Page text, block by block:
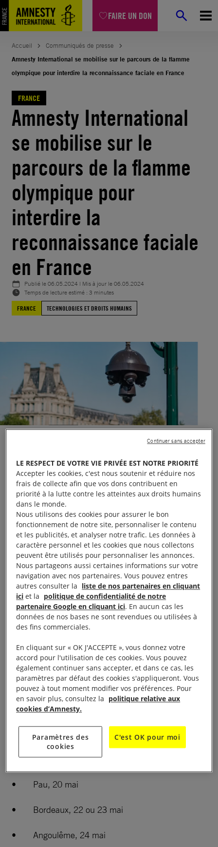
FAIRE UN DON
Aller
au
contenu
Accueil
Communiqués de presse
Amnesty International se mobilise sur le parcours de la flamme
olympique pour interdire la reconnaissance faciale en France
FRANCE
Amnesty International
se mobilise sur le
parcours de la flamme
olympique pour
interdire la
reconnaissance faciale
en France
Publié le06.05.2024 | Mis à jour le06.05.2024
Temps de lecture estimé : 3 minutes
FRANCE
TECHNOLOGIES ET DROITS HUMAINS
Des RDV dans plusieurs villes-étapes
De Marseille à Caen en passant par Montpellier ou
encore Dijon, plusieurs activités seront proposées au
public aux abords des lieux des festivités, autour de
stands ou d’un camion spécialement équipé pour
l’occasion ! Projection d’un court-métrage de
sensibilisation, activités pédagogiques, quizz,
rencontres, débats et moyens d’actions pour dire
«Non à la reconnaissance faciale en France», et
demander une loi pour l’interdire !
Amnesty International sera notamment présente
avec un camion ou des stands militants dans villes
suivantes * :
• Marseille, 8 & 9 mai
• Manosque, 11 mai
• Montpellier, 13 mai
• Perpignan, 15 mai
• Toulouse, 17 ou 18 mai
• Pau, 20 mai
• Bordeaux, 22 ou 23 mai
• Angoulême, 24 mai
LE RESPECT DE VOTRE VIE PRIVÉE EST NOTRE PRIORITÉ
Accepter les cookies, c'est nous soutenir et réduire nos
frais de collecte afin que vos dons contribuent en
priorité à la lutte contre les atteintes aux droits humains
dans le monde.
Nous utilisons des cookies pour assurer le bon
fonctionnement de notre site, personnaliser le contenu
et les publicités, et analyser notre trafic. Les données à
caractère personnel et les cookies que nous collectons
peuvent être utilisés pour personnaliser les annonces.
Nous partageons aussi certaines informations sur votre
navigation avec nos partenaires. Vous pouvez entres
autres consulter la liste de nos partenaires en cliquant
ici et la politique de confidentialité de notre
partenaire Google en cliquant ici. En aucun cas les
données de nos bases ne sont revendues ou utilisées à
des fins commerciales.
En cliquant sur « OK J'ACCEPTE », vous donnez votre
accord pour l'utilisation de ces cookies. Vous pouvez
également continuer sans accepter, et dans ce cas, les
paramètres par défaut des cookies s'appliqueront. Vous
pouvez à tout moment modifier vos préférences. Pour
en savoir plus, consultez la politique relative aux
cookies d’Amnesty.
Paramètres des
cookies
C'est OK pour moi
Continuer sans accepter